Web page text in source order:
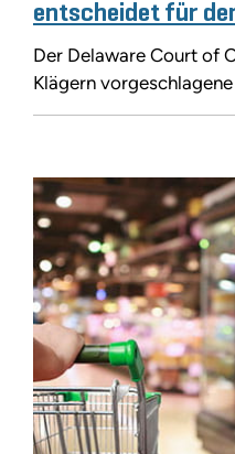
entscheidet für
Der Delaware Court of
Klägern